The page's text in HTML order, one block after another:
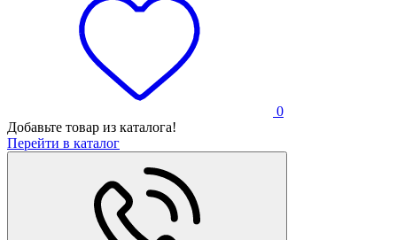
0
Добавьте товар из каталога!
Перейти в каталог